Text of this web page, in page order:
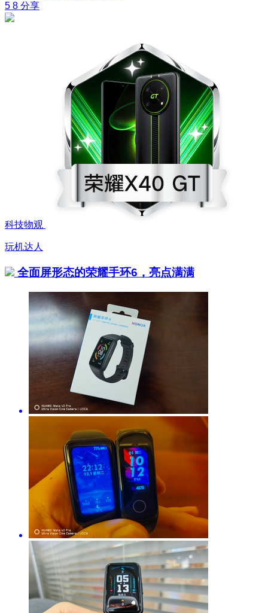
5 8 分享
科技物观
玩机达人
全面屏形态的荣耀手环6，亮点满满